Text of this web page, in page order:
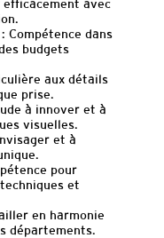
avec
Compétence dans
budgets
aux détails
prise.
à innover et à
visuelles.
et à
pour
et
en harmonie
départements.